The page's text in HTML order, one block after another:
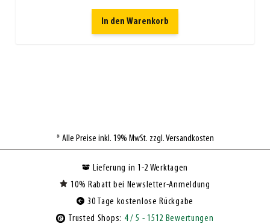
In den Warenkorb
* Alle Preise inkl. 19% MwSt. zzgl. Versandkosten
Lieferung in 1-2 Werktagen
10% Rabatt bei Newsletter-Anmeldung
30 Tage kostenlose Rückgabe
Trusted Shops: 4/ 5 - 1512 Bewertungen